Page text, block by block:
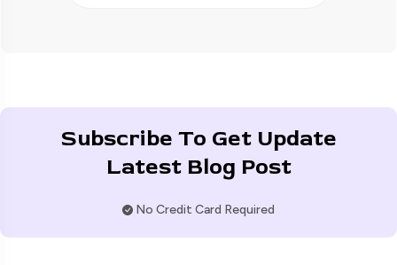
Subscribe To Get Update
Latest Blog Post
No Credit Card Required